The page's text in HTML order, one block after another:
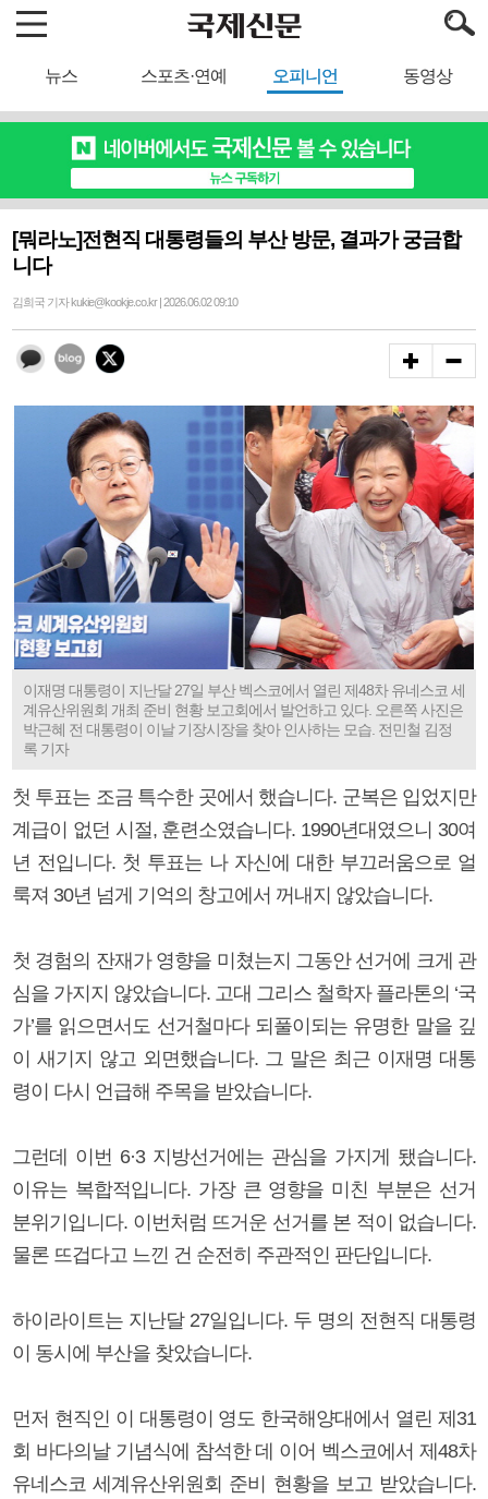
뉴스 스포츠·연예 오피니언 동영상
[뭐라노]전현직 대통령들의 부산 방문, 결과가 궁금합
니다
김희국 기자 kukie@kookje.co.kr | 2026.06.02 09:10
이재명 대통령이 지난달 27일 부산 벡스코에서 열린 제48차 유네스코 세
계유산위원회 개최 준비 현황 보고회에서 발언하고 있다. 오른쪽 사진은
박근혜 전 대통령이 이날 기장시장을 찾아 인사하는 모습. 전민철 김정
록 기자
첫 투표는 조금 특수한 곳에서 했습니다. 군복은 입었지만
계급이 없던 시절, 훈련소였습니다. 1990년대였으니 30여
년 전입니다. 첫 투표는 나 자신에 대한 부끄러움으로 얼
룩져 30년 넘게 기억의 창고에서 꺼내지 않았습니다.
첫 경험의 잔재가 영향을 미쳤는지 그동안 선거에 크게 관
심을 가지지 않았습니다. 고대 그리스 철학자 플라톤의 ‘국
가’를 읽으면서도 선거철마다 되풀이되는 유명한 말을 깊
이 새기지 않고 외면했습니다. 그 말은 최근 이재명 대통
령이 다시 언급해 주목을 받았습니다.
그런데 이번 6·3 지방선거에는 관심을 가지게 됐습니다.
이유는 복합적입니다. 가장 큰 영향을 미친 부분은 선거
분위기입니다. 이번처럼 뜨거운 선거를 본 적이 없습니다.
물론 뜨겁다고 느낀 건 순전히 주관적인 판단입니다.
하이라이트는 지난달 27일입니다. 두 명의 전현직 대통령
이 동시에 부산을 찾았습니다.
먼저 현직인 이 대통령이 영도 한국해양대에서 열린 제31
회 바다의날 기념식에 참석한 데 이어 벡스코에서 제48차
유네스코 세계유산위원회 준비 현황을 보고 받았습니다.